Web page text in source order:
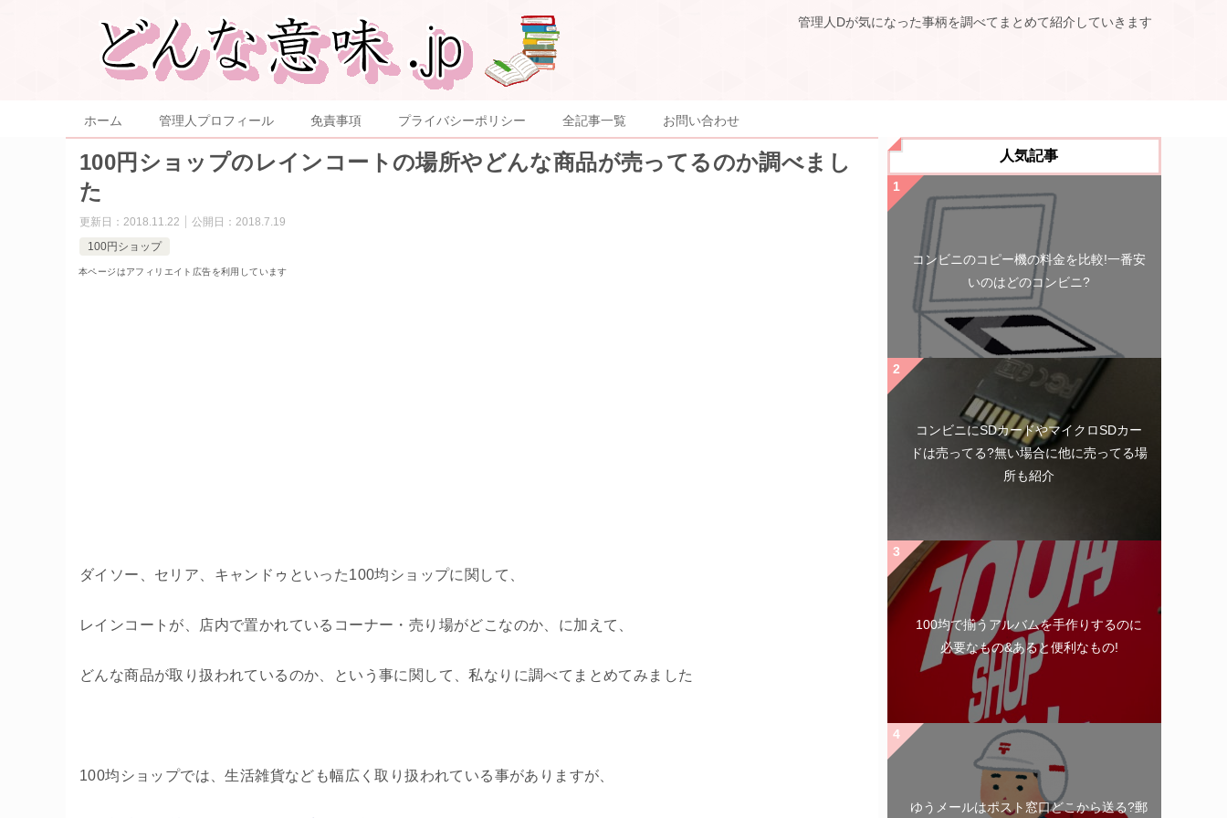
管理人Dが気になった事柄を調べてまとめて紹介していきます
ホーム 管理人プロフィール 免責事項 プライバシーポリシー 全記事一覧 お問い合わせ
100円ショップのレインコートの場所やどんな商品が売ってるのか調べまし
た
更新日： 2018.11.22 公開日： 2018.7.19
100円ショップ
本ページはアフィリエイト広告を利用しています
ダイソー、セリア、キャンドゥといった100均ショップに関して、
レインコートが、店内で置かれているコーナー・売り場がどこなのか、に加えて、
どんな商品が取り扱われているのか、という事に関して、私なりに調べてまとめてみました
100均ショップでは、生活雑貨なども幅広く取り扱われている事がありますが、
人気記事
コンビニのコピー機の料金を比較!一番安
いのはどのコンビニ?
コンビニにSDカードやマイクロSDカー
ドは売ってる?無い場合に他に売ってる場
所も紹介
100均で揃うアルバムを手作りするのに
必要なもの&あると便利なもの!
ゆうメールはポスト窓口どこから送る?郵